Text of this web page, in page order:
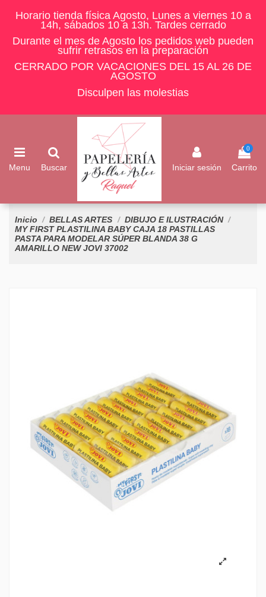
Horario tienda física Agosto, Lunes a viernes 10 a
14h, sábados 10 a 13h. Tardes cerrado
Durante el mes de Agosto los pedidos web pueden
sufrir retrasos en la preparación
CERRADO POR VACACIONES DEL 15 AL 26 DE
AGOSTO
Disculpen las molestias
Menu Buscar Iniciar sesión
0
Carrito
Inicio BELLAS ARTES
DIBUJO E ILUSTRACIÓN
MY FIRST PLASTILINA BABY CAJA 18 PASTILLAS
PASTA PARA MODELAR SÚPER BLANDA 38 G
AMARILLO NEW JOVI 37002